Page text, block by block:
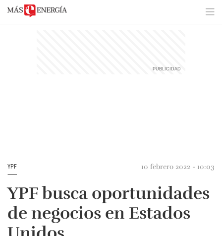
YPF 10 febrero 2022 - 10:03
YPF busca oportunidades
de negocios en Estados